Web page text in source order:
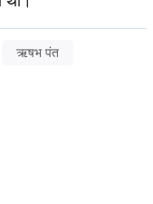
ऋषभ पंत